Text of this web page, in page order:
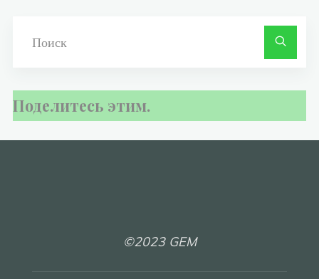
Поделитесь этим.
©2023 GEM